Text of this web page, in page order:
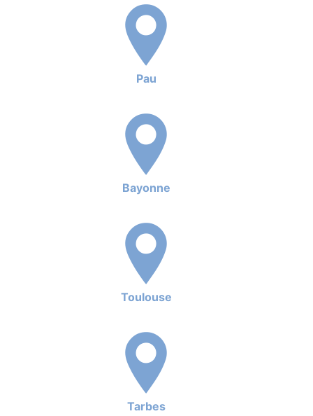
Pau
Bayonne
Toulouse
Tarbes